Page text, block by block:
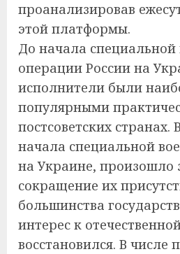
проанализировав
этой платформы.
До начала специальной
операции России на
исполнители были
популярными
постсоветских странах.
начала специальной
на Украине, произошло
сокращение их
большинства
интерес к
восстановился. В числе